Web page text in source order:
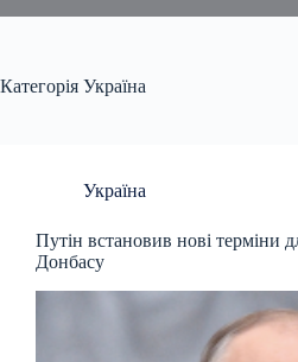
Категорія Україна
Україна
Путін встановив нові терміни
Донбасу